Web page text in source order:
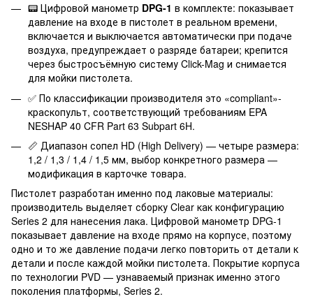
📟 Цифровой манометр DPG-1 в комплекте: показывает
давление на входе в пистолет в реальном времени,
включается и выключается автоматически при подаче
воздуха, предупреждает о разряде батареи; крепится
через быстросъёмную систему Click-Mag и снимается
для мойки пистолета.
✅ По классификации производителя это «compliant»-
краскопульт, соответствующий требованиям EPA
NESHAP 40 CFR Part 63 Subpart 6H.
📏 Диапазон сопел HD (High Delivery) — четыре размера:
1,2 / 1,3 / 1,4 / 1,5 мм, выбор конкретного размера —
модификация в карточке товара.
Пистолет разработан именно под лаковые материалы:
производитель выделяет сборку Clear как конфигурацию
Series 2 для нанесения лака. Цифровой манометр DPG-1
показывает давление на входе прямо на корпусе, поэтому
одно и то же давление подачи легко повторить от детали к
детали и после каждой мойки пистолета. Покрытие корпуса
по технологии PVD — узнаваемый признак именно этого
поколения платформы, Series 2.